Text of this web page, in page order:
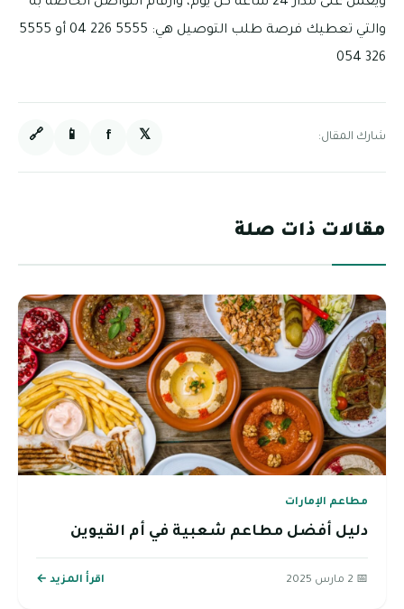
والتي تعطيك فرصة طلب التوصيل هي: 5555 226 04 أو 5555
326 054
شارك المقال: 𝕏
f
📱
🔗
مقالات ذات صلة
مطاعم الإمارات
دليل أفضل مطاعم شعبية في أم القيوين
📅 2 مارس 2025 اقرأ المزيد ←